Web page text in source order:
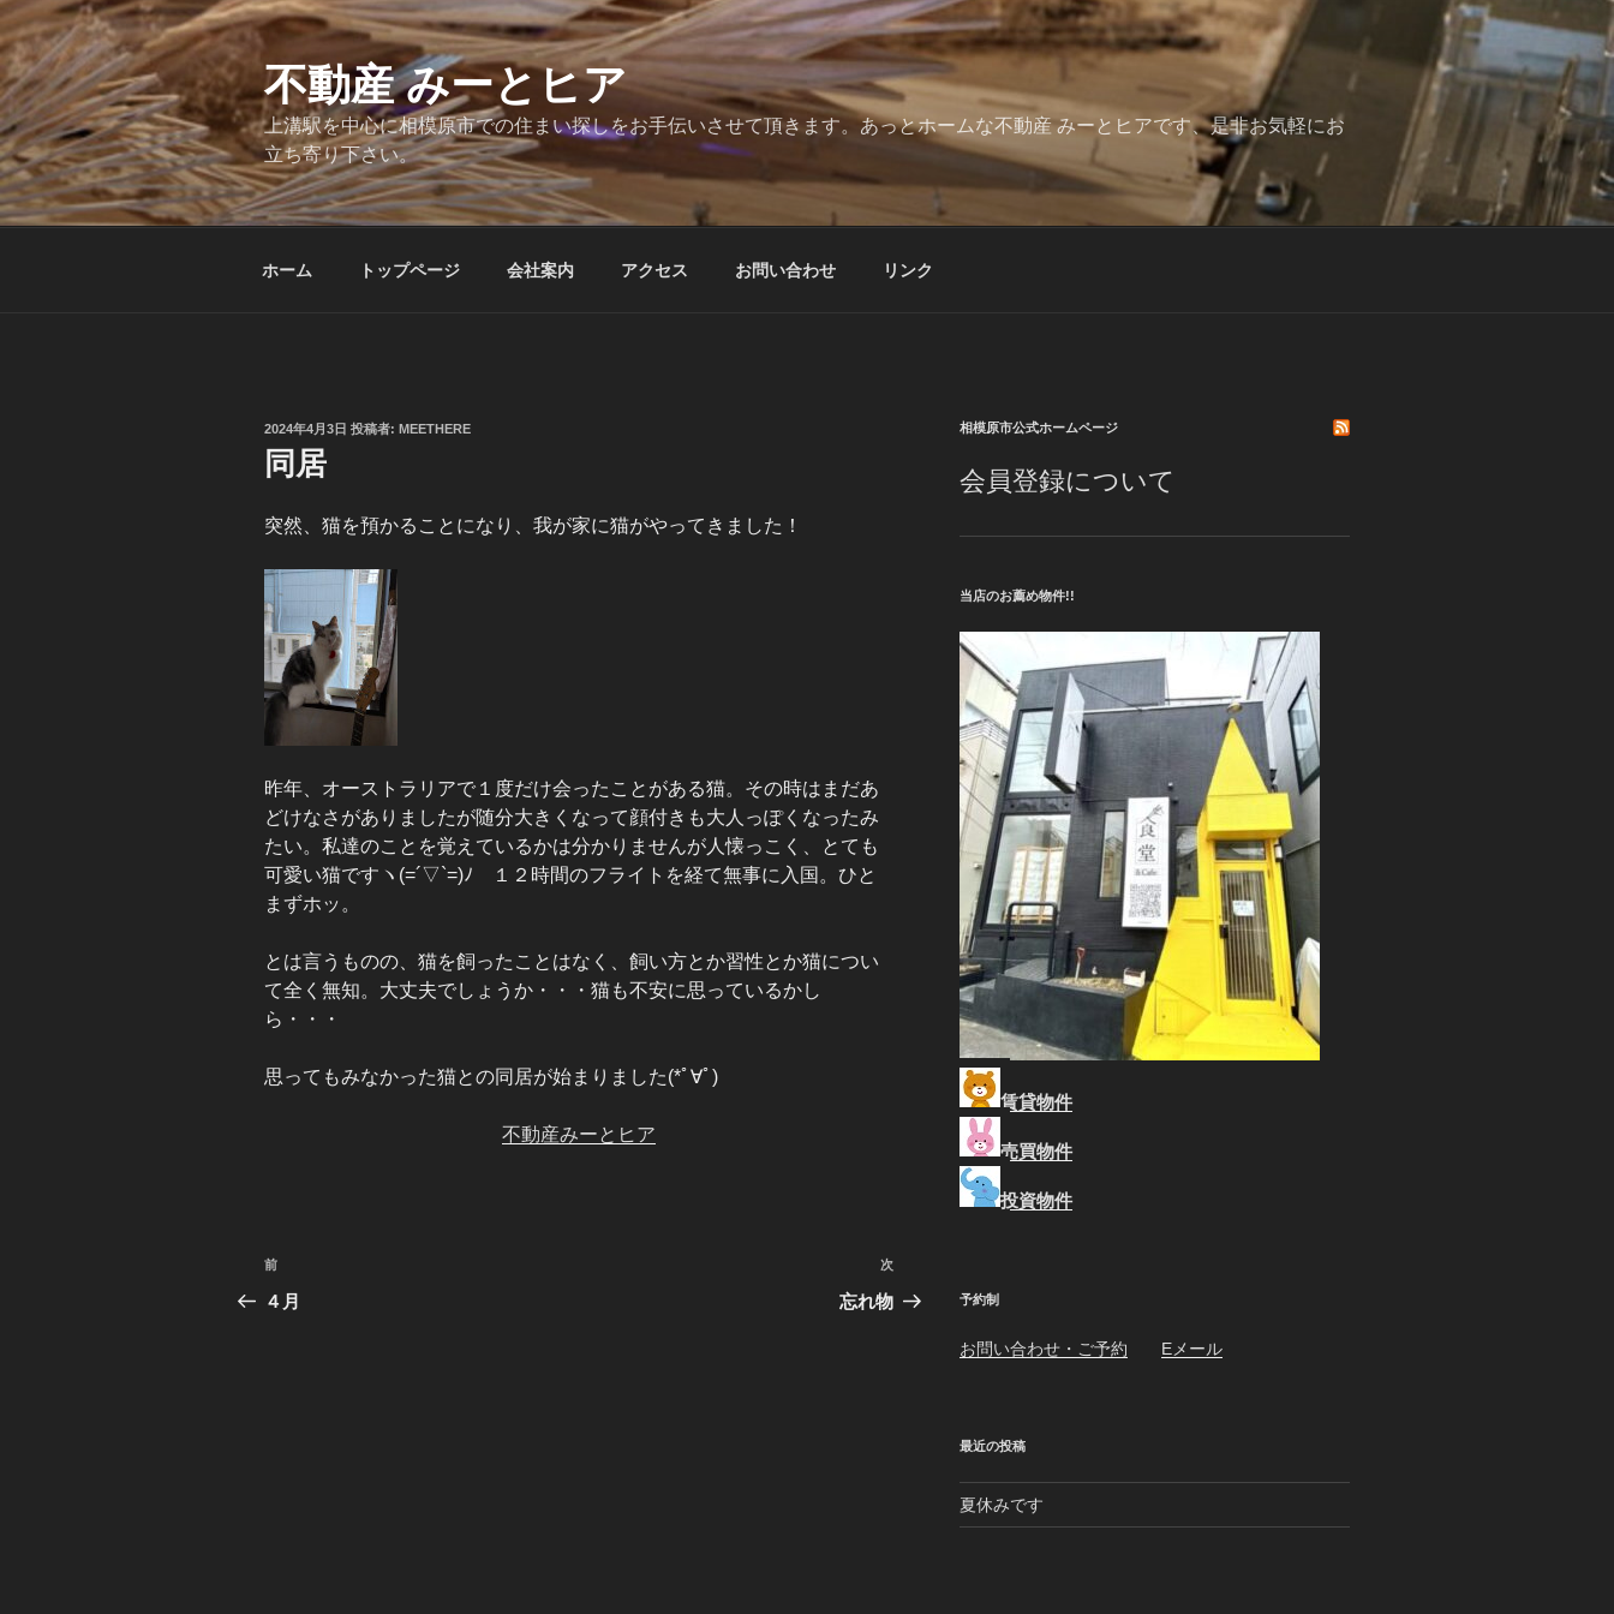
コ
ン
テ
ン
ツ
へ
ス
キ
不動産 みーとヒア
上溝駅を中心に相模原市での住まい探しをお手伝いさせて頂きます。あっとホームな不動産 みーとヒアです、是非お気軽にお
立ち寄り下さい。
ホーム トップページ 会社案内 アクセス お問い合わせ リンク
投
稿
日:
2024年4月3日 投稿者: MEETHERE
同居
突然、猫を預かることになり、我が家に猫がやってきました！
昨年、オーストラリアで１度だけ会ったことがある猫。その時はまだあ
どけなさがありましたが随分大きくなって顔付きも大人っぽくなったみ
たい。私達のことを覚えているかは分かりませんが人懐っこく、とても
可愛い猫ですヽ(=´▽`=)ﾉ １２時間のフライトを経て無事に入国。ひと
まずホッ。
とは言うものの、猫を飼ったことはなく、飼い方とか習性とか猫につい
て全く無知。大丈夫でしょうか・・・猫も不安に思っているかし
ら・・・
思ってもみなかった猫との同居が始まりました(*ﾟ∀ﾟ)
不動産みーとヒア
投
稿
前
の
前
４月
次
の
次
忘れ物
相模原市公式ホームページ
会員登録について
当店のお薦め物件!!
賃貸物件
売買物件
投資物件
予約制
お問い合わせ・ご予約 Eメール
最近の投稿
夏休みです